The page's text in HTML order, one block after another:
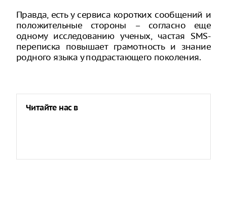
Правда, есть у сервиса коротких сообщений и
положительные стороны – согласно еще
одному исследованию ученых, частая SMS-
переписка повышает грамотность и знание
родного языка у подрастающего поколения.
Читайте нас в